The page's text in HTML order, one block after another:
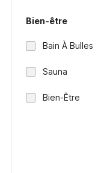
Bien-être
Bain À Bulles
Sauna
Bien-Être